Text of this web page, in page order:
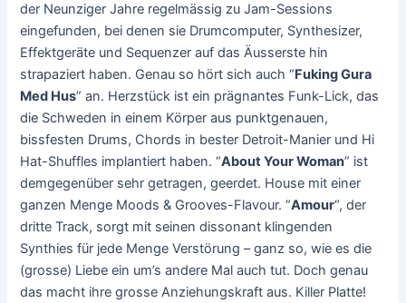
der Neunziger Jahre regelmässig zu Jam-Sessions
eingefunden, bei denen sie Drumcomputer, Synthesizer,
Effektgeräte und Sequenzer auf das Äusserste hin
strapaziert haben. Genau so hört sich auch “Fuking Gura
Med Hus” an. Herzstück ist ein prägnantes Funk-Lick, das
die Schweden in einem Körper aus punktgenauen,
bissfesten Drums, Chords in bester Detroit-Manier und Hi
Hat-Shuffles implantiert haben. “About Your Woman” ist
demgegenüber sehr getragen, geerdet. House mit einer
ganzen Menge Moods & Grooves-Flavour. “Amour“, der
dritte Track, sorgt mit seinen dissonant klingenden
Synthies für jede Menge Verstörung – ganz so, wie es die
(grosse) Liebe ein um’s andere Mal auch tut. Doch genau
das macht ihre grosse Anziehungskraft aus. Killer Platte!